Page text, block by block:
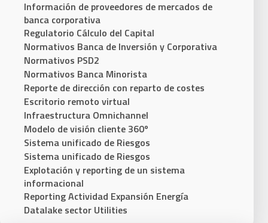
Información de proveedores de mercados de
banca corporativa
Regulatorio Cálculo del Capital
Normativos Banca de Inversión y Corporativa
Normativos PSD2
Normativos Banca Minorista
Reporte de dirección con reparto de costes
Escritorio remoto virtual
Infraestructura Omnichannel
Modelo de visión cliente 360º
Sistema unificado de Riesgos​
Sistema unificado de Riesgos
Explotación y reporting de un sistema
informacional
Reporting Actividad Expansión Energía
Datalake sector Utilities